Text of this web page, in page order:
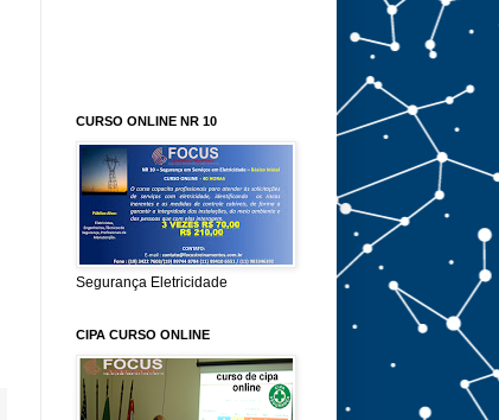
CURSO ONLINE NR 10
Segurança Eletricidade
CIPA CURSO ONLINE